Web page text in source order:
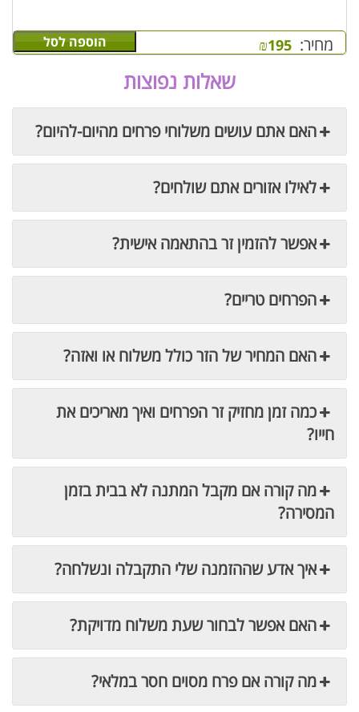
מחיר: ₪195 הוספה לסל
שאלות נפוצות
האם אתם עושים משלוחי פרחים מהיום-להיום?
לאילו אזורים אתם שולחים?
אפשר להזמין זר בהתאמה אישית?
הפרחים טריים?
האם המחיר של הזר כולל משלוח או ואזה?
כמה זמן מחזיק זר הפרחים ואיך מאריכים את
חייו?
מה קורה אם מקבל המתנה לא בבית בזמן
המסירה?
איך אדע שההזמנה שלי התקבלה ונשלחה?
האם אפשר לבחור שעת משלוח מדויקת?
מה קורה אם פרח מסוים חסר במלאי?